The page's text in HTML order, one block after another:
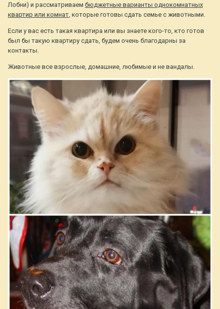
Лобни) и рассматриваем бюджетные варианты однокомнатных
квартир или комнат, которые готовы сдать семье с животными.
Если у вас есть такая квартира или вы знаете кого-то, кто готов
был бы такую квартиру сдать, будем очень благодарны за
контакты.
Животные все взрослые, домашние, любимые и не вандалы.